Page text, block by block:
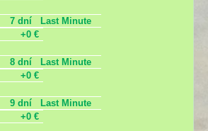
7 dní
Last Minute
+0 €
8 dní
Last Minute
+0 €
9 dní
Last Minute
+0 €